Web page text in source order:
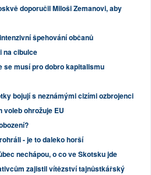
doporučil Miloši Zemanovi, aby
špehování občanů
na cibulce
se musí pro dobro kapitalismu
bojují s neznámými cizími ozbrojenci
ohrožuje EU
- je to daleko horší
nechápou, o co ve Skotsku jde
zajistil vítězství tajnůstkářský